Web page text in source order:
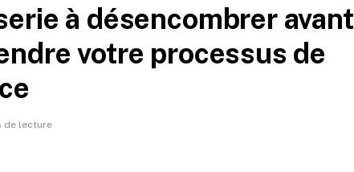
à désencombrer avant
votre processus de
de lecture